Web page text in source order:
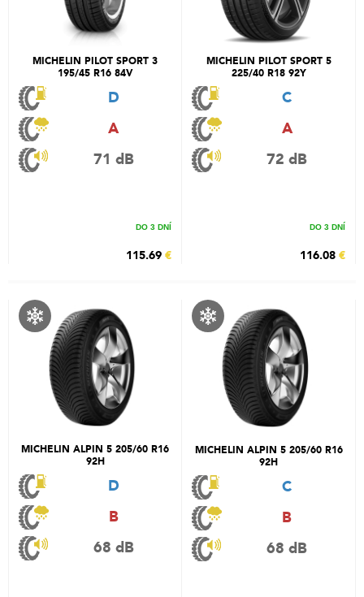
MICHELIN PILOT SPORT 3
195/45 R16 84V
D
A
71 dB
DO 3 DNÍ
115.69 €
MICHELIN PILOT SPORT 5
225/40 R18 92Y
C
A
72 dB
DO 3 DNÍ
116.08 €
MICHELIN ALPIN 5 205/60 R16
92H
D
B
68 dB
MICHELIN ALPIN 5 205/60 R16
92H
C
B
68 dB